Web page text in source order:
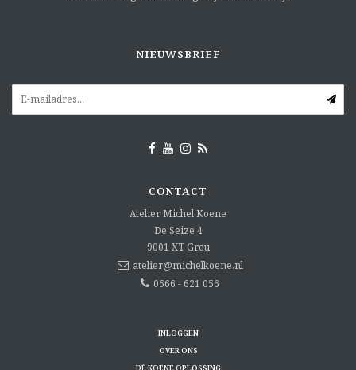
NIEUWSBRIEF
CONTACT
Atelier Michel Koene
De Seize 4
9001 XT Grou
atelier@michelkoene.nl
0566 - 621 056
INLOGGEN
OVER ONS
DÉ KOENE OPLOSSING